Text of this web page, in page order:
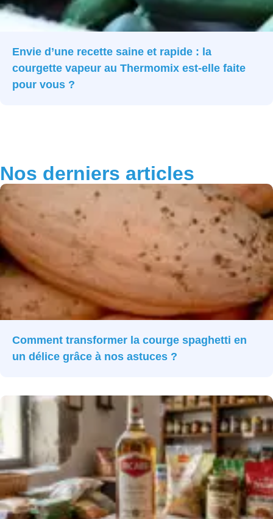
Envie d’une recette saine et rapide : la
courgette vapeur au Thermomix est-elle faite
pour vous ?
Nos derniers articles
Comment transformer la courge spaghetti en
un délice grâce à nos astuces ?